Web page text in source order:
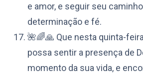
e amor, e seguir seu
determinação e fé.
🌺🌈🙏 Que nesta quinta-
possa sentir a presença de
momento da sua vida, e